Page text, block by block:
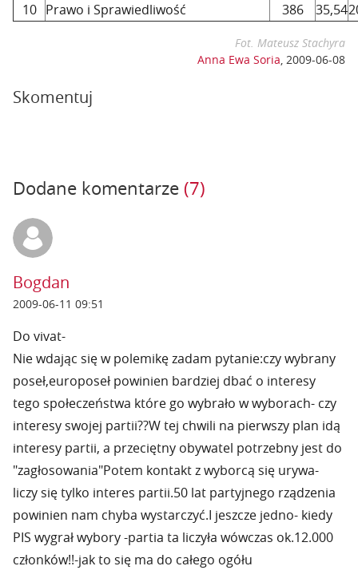
10 Prawo i Sprawiedliwość 386 35,54
Fot. Mateusz Stachyra
Anna Ewa Soria, 2009-06-08
Skomentuj
Dodane komentarze (7)
Bogdan
2009-06-11 09:51
Do vivat-
Nie wdając się w polemikę zadam pytanie:czy wybrany
poseł,europoseł powinien bardziej dbać o interesy
tego społeczeństwa które go wybrało w wyborach- czy
interesy swojej partii??W tej chwili na pierwszy plan idą
interesy partii, a przeciętny obywatel potrzebny jest do
"zagłosowania"Potem kontakt z wyborcą się urywa-
liczy się tylko interes partii.50 lat partyjnego rządzenia
powinien nam chyba wystarczyć.I jeszcze jedno- kiedy
PIS wygrał wybory -partia ta liczyła wówczas ok.12.000
członków!!-jak to się ma do całego ogółu